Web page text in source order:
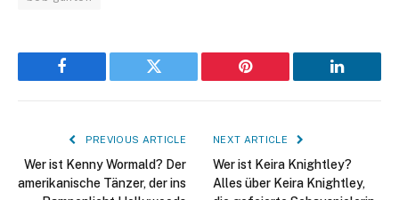
Facebook Twitter Pinterest LinkedIn
PREVIOUS ARTICLE
Wer ist Kenny Wormald? Der
amerikanische Tänzer, der ins
NEXT ARTICLE
Wer ist Keira Knightley?
Alles über Keira Knightley,